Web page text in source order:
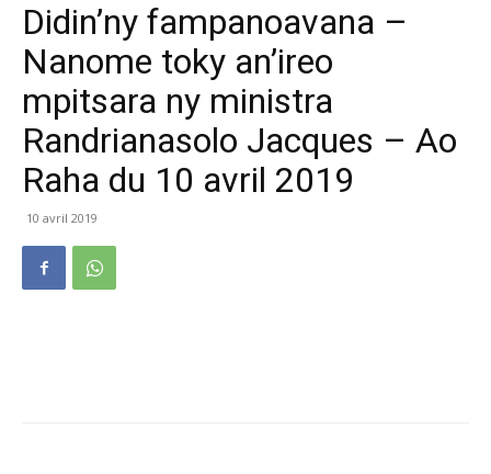
Didin’ny fampanoavana –
Nanome toky an’ireo
mpitsara ny ministra
Randrianasolo Jacques – Ao
Raha du 10 avril 2019
10 avril 2019